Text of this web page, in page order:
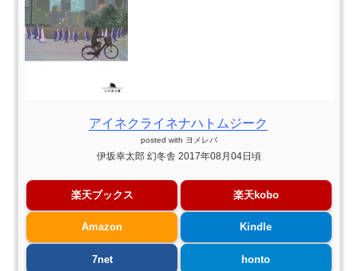
アイネクライネナハトムジーク
posted with ヨメレバ
伊坂幸太郎 幻冬舎 2017年08月04日頃
楽天ブックス 楽天kobo
Amazon Kindle
7net honto